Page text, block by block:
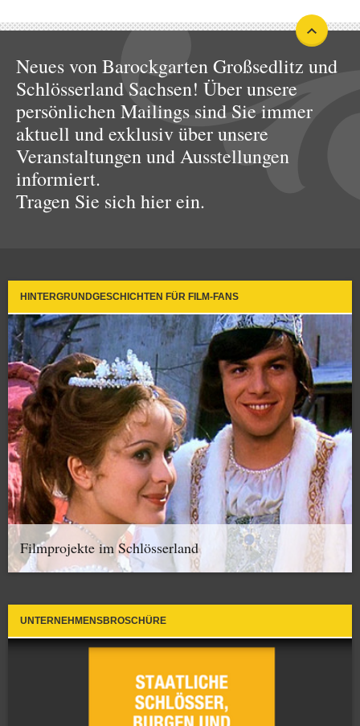
Neues von Barockgarten Großsedlitz und
Schlösserland Sachsen! Über unsere
persönlichen Mailings sind Sie immer
aktuell und exklusiv über unsere
Veranstaltungen und Ausstellungen
informiert.
Tragen Sie sich hier ein.
HINTERGRUNDGESCHICHTEN FÜR FILM-FANS
Filmprojekte im Schlösserland
UNTERNEHMENSBROSCHÜRE